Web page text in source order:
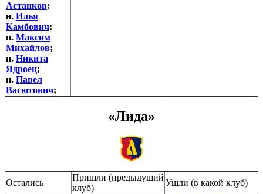
Астанков;
н. Илья
Камбович;
н. Максим
Михайлов;
н. Никита
Ядроец;
н. Павел
Васютович;
«Лида»
Остались
Пришли (предыдущий
клуб)
Ушли (в какой клуб)